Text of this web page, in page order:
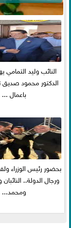
النائب وليد التمامي
الدكتور محمود صديق
باعمال ...
بحضور رئيس الوزراء
ورجال الدولة..
ومحمد...